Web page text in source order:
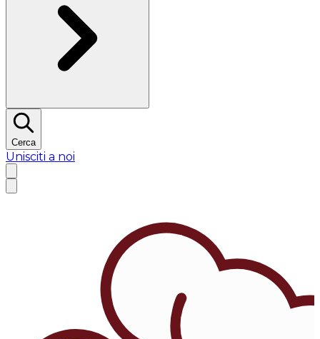
Cerca
Unisciti a noi